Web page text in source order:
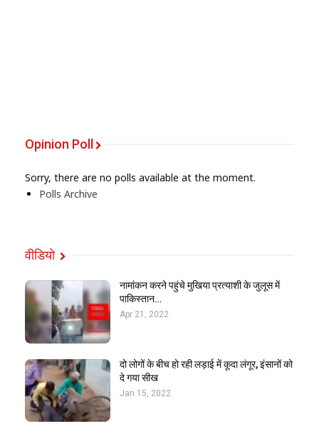
Opinion Poll
Sorry, there are no polls available at the moment.
Polls Archive
वीडियो
नामांकन करने पहुंचे मुखिया प्रत्याशी के जुलूस में
पाकिस्तान…
Apr 21, 2022
दो लोगों के बीच हो रही लड़ाई में कूदा लंगूर, इंसानों को
दे गया सीख
Jan 15, 2022